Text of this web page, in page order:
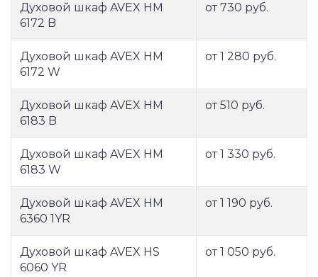
Духовой шкаф AVEX HM
6172 B
от 730 руб.
Духовой шкаф AVEX HM
6172 W
от 1 280 руб.
Духовой шкаф AVEX HM
6183 B
от 510 руб.
Духовой шкаф AVEX HM
6183 W
от 1 330 руб.
Духовой шкаф AVEX HM
6360 1YR
от 1 190 руб.
Духовой шкаф AVEX HS
6060 YR
от 1 050 руб.